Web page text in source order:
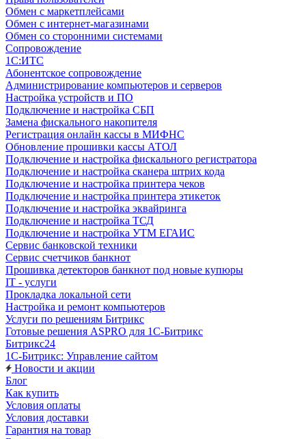
Обмен с маркетплейсами
Обмен с интернет-магазинами
Обмен со сторонними системами
Сопровождение
1C:ИТС
Абонентское сопровождение
Администрирование компьютеров и серверов
Настройка устройств и ПО
Подключение и настройка СБП
Замена фискального накопителя
Регистрация онлайн кассы в МИФНС
Обновление прошивки кассы АТОЛ
Подключение и настройка фискального регистратора
Подключение и настройка сканера штрих кода
Подключение и настройка принтера чеков
Подключение и настройка принтера этикеток
Подключение и настройка эквайринга
Подключение и настройка ТСД
Подключение и настройка УТМ ЕГАИС
Сервис банковской техники
Сервис счетчиков банкнот
Прошивка детекторов банкнот под новые купюры
IT - услуги
Прокладка локальной сети
Настройка и ремонт компьютеров
Услуги по решениям Битрикс
Готовые решения ASPRO для 1С-Битрикс
Битрикс24
1С-Битрикс: Управление сайтом
Новости и акции
Блог
Как купить
Условия оплаты
Условия доставки
Гарантия на товар